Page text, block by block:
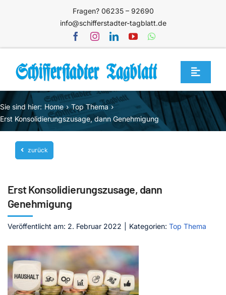
Fragen? 06235 – 92690
info@schifferstadter-tagblatt.de
Toggle
Home
Themen
Blog
Unternehmen
Mediathek
Jetzt abonnieren
Sie sind hier: Home
Top Thema
Erst Konsolidierungszusage, dann Genehmigung
zurück
Erst Konsolidierungszusage, dann
Genehmigung
Veröffentlicht am: 2. Februar 2022 Kategorien: Top Thema